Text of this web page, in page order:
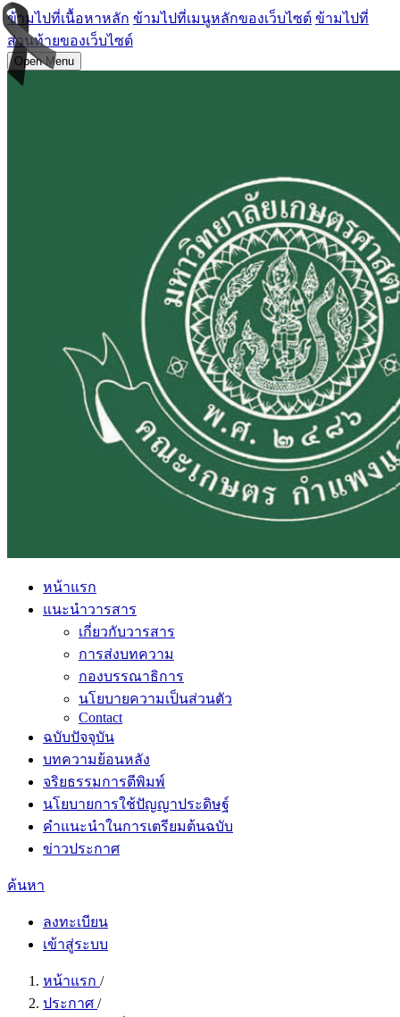
ข้ามไปที่เนื้อหาหลัก ข้ามไปที่เมนูหลักของเว็บไซต์ ข้ามไปที่
ส่วนท้ายของเว็บไซต์
Open Menu
หน้าแรก
แนะนำวารสาร
เกี่ยวกับวารสาร
การส่งบทความ
กองบรรณาธิการ
นโยบายความเป็นส่วนตัว
Contact
ฉบับปัจจุบัน
บทความย้อนหลัง
จริยธรรมการตีพิมพ์
นโยบายการใช้ปัญญาประดิษฐ์
คำแนะนำในการเตรียมต้นฉบับ
ข่าวประกาศ
ค้นหา
ลงทะเบียน
เข้าสู่ระบบ
หน้าแรก /
ประกาศ /